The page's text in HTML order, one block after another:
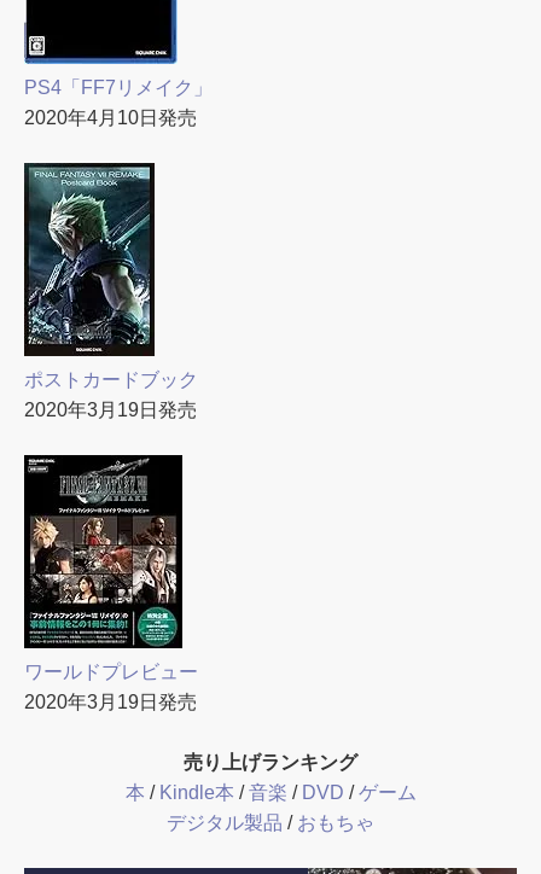
PS4「FF7リメイク」
2020年4月10日発売
ポストカードブック
2020年3月19日発売
ワールドプレビュー
2020年3月19日発売
売り上げランキング
本 / Kindle本 /音楽 / DVD /ゲーム
デジタル製品 / おもちゃ